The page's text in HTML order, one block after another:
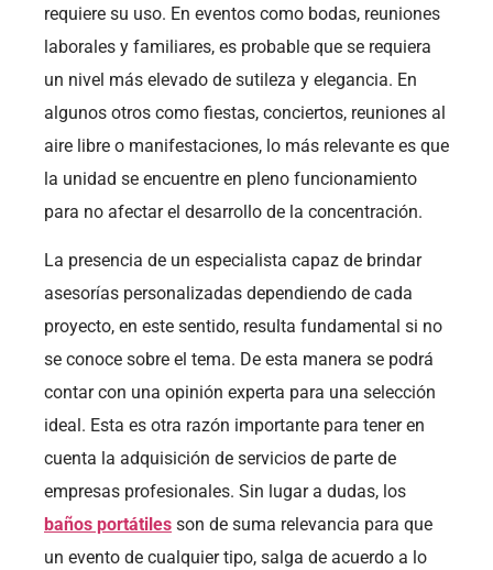
requiere su uso. En eventos como bodas, reuniones
laborales y familiares, es probable que se requiera
un nivel más elevado de sutileza y elegancia. En
algunos otros como fiestas, conciertos, reuniones al
aire libre o manifestaciones, lo más relevante es que
la unidad se encuentre en pleno funcionamiento
para no afectar el desarrollo de la concentración.
La presencia de un especialista capaz de brindar
asesorías personalizadas dependiendo de cada
proyecto, en este sentido, resulta fundamental si no
se conoce sobre el tema. De esta manera se podrá
contar con una opinión experta para una selección
ideal. Esta es otra razón importante para tener en
cuenta la adquisición de servicios de parte de
empresas profesionales. Sin lugar a dudas, los
baños portátiles son de suma relevancia para que
un evento de cualquier tipo, salga de acuerdo a lo